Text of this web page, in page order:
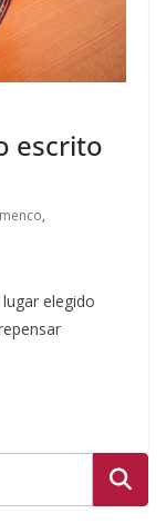
escrito
,
elegido